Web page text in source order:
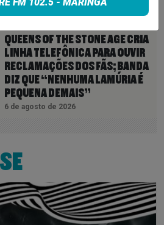
QUEENS OF THE STONE AGE CRIA
LINHA TELEFÔNICA PARA OUVIR
RECLAMAÇÕES DOS FÃS; BANDA
DIZ QUE “NENHUMA LAMÚRIA É
PEQUENA DEMAIS”
6 de agosto de 2026